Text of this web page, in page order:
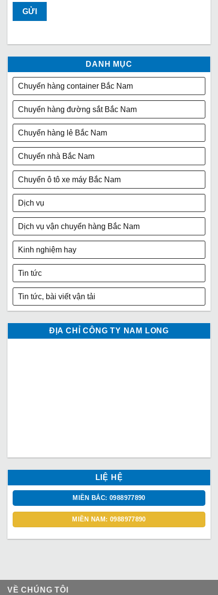
DANH MỤC
Chuyển hàng container Bắc Nam
Chuyển hàng đường sắt Bắc Nam
Chuyển hàng lẻ Bắc Nam
Chuyển nhà Bắc Nam
Chuyển ô tô xe máy Bắc Nam
Dịch vụ
Dịch vụ vận chuyển hàng Bắc Nam
Kinh nghiệm hay
Tin tức
Tin tức, bài viết vận tải
ĐỊA CHỈ CÔNG TY NAM LONG
LIỆ HỆ
MIỀN BẮC: 0988977890
MIỀN NAM: 0988977890
VỀ CHÚNG TÔI